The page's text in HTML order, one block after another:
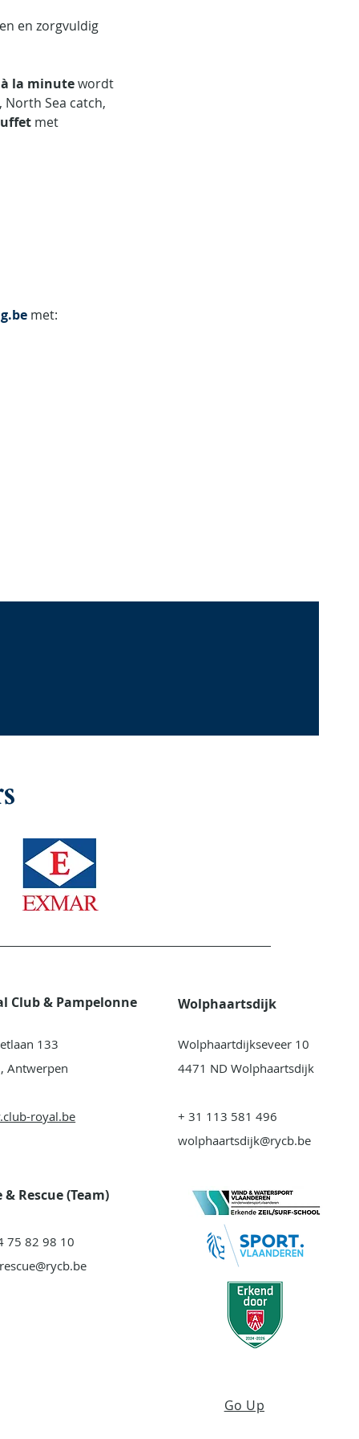
en zorgvuldig
à la minute wordt
North Sea catch,
met
met:
Club & Pampelonne
133
Antwerpen
royal.be
& Rescue (Team)
75 82 98 10
Wolphaartsdijk
Wolphaartdijkseveer 10
4471 ND Wolphaartsdijk
+ 31 113 581 496
wolphaartsdijk@rycb.be
Go Up